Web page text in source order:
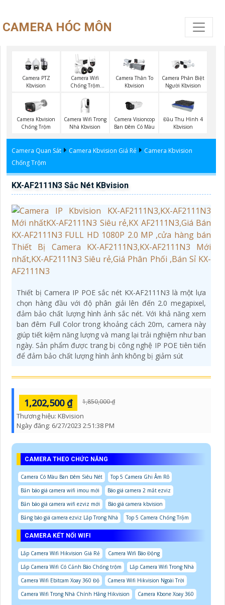
CAMERA HÓC MÔN
Camera PTZ
Kbvision
Camera Wifi
Chống Trộm
Camera Thân To
Kbvision
Camera Phân Biệt
Người Kbvision
Camera Kbvision
Chống Trộm
Camera Wifi Trong
Nhà Kbvision
Camera Visioncop
Ban Đêm Có Màu
Đầu Thu Hình 4
Kbvision
Camera Quan Sát Camera Kbvision Giá Rẻ
Camera Kbvision
Chống Trộm
KX-AF2111N3 Sắc Nét KBvision
Thiết bị Camera IP POE sắc nét KX-AF2111N3 là một lựa
chọn hàng đầu với độ phân giải lên đến 2.0 megapixel,
đảm bảo chất lượng hình ảnh sắc nét. Với khả năng xem
ban đêm Full Color trong khoảng cách 20m, camera này
giúp tiết kiệm năng lượng và mang lại trải nghiệm như ban
ngày. Sản phẩm được trang bị công nghệ IP POE tiên tiến
để đảm bảo chất lượng hình ảnh không bị giảm sút
1,202,500 ₫ 1,850,000 ₫
Thương hiệu: KBvision
Ngày đăng: 6/27/2023 2:51:38 PM
CAMERA THEO CHỨC NĂNG
Camera Có Màu Ban Đêm Siêu Nét
Top 5 Camera Ghi Âm Rõ
Bản báo giá camera wifi imou mới
Báo giá camera 2 mắt ezviz
Bản báo giá camera wifi ezviz mới
Báo giá camera kbvision
Bảng báo giá camera ezviz Lắp Trong Nhà
Top 5 Camera Chống Trộm
CAMERA KẾT NỐI WIFI
Lắp Camera Wifi Hikvision Giá Rẻ
Camera Wifi Báo Động
Lắp Camera Wifi Có Cảnh Báo Chống trộm
Lắp Camera Wifi Trong Nhà
Camera Wifi Ebitcam Xoay 360 Độ
Camera Wifi Hikvision Ngoài Trời
Camera Wifi Trong Nhà Chính Hãng Hikvision
Camera Kbone Xoay 360